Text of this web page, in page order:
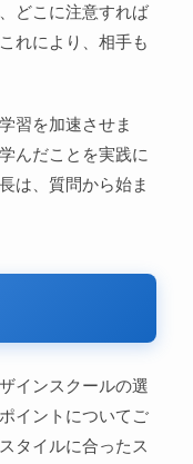
どこに注意すれば
れにより、相手も
習を加速させま
んだことを実践に
は、質問から始ま
インスクールの選
イントについてご
タイルに合ったス